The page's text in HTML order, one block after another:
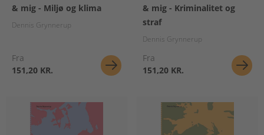
& mig - Miljø og klima
Dennis Grynnerup
Fra
151,20 KR.
& mig - Kriminalitet og
straf
Dennis Grynnerup
Fra
151,20 KR.